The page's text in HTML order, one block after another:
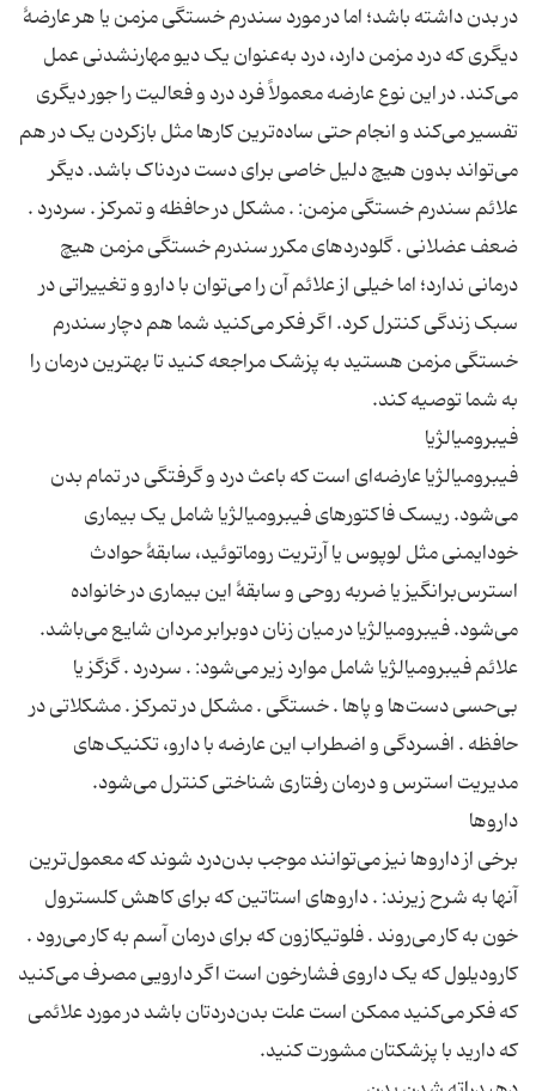
در بدن داشته باشد؛ اما در مورد سندرم خستگی مزمن یا هر عارضهٔ
دیگری که درد مزمن دارد، درد به‌عنوان یک دیو مهارنشدنی عمل
می‌کند. در این نوع عارضه معمولاً فرد درد و فعالیت را جور دیگری
تفسیر می‌کند و انجام حتی ساده‌ترین کارها مثل بازکردن یک در هم
می‌تواند بدون هیچ دلیل خاصی برای دست دردناک باشد. دیگر
علائم سندرم خستگی مزمن: . مشکل در حافظه و تمرکز . سردرد .
ضعف عضلانی . گلودردهای مکرر سندرم خستگی مزمن هیچ
درمانی ندارد؛ اما خیلی از علائم آن را می‌توان با دارو و تغییراتی در
سبک زندگی کنترل کرد. اگر فکر می‌کنید شما هم دچار سندرم
خستگی مزمن هستید به پزشک مراجعه کنید تا بهترین درمان را
فیبرومیالژیا عارضه‌ای است که باعث درد و گرفتگی در تمام بدن
می‌شود. ریسک فاکتورهای فیبرومیالژیا شامل یک بیماری
خودایمنی مثل لوپوس یا آرتریت روماتوئید، سابقهٔ حوادث
استرس‌برانگیز یا ضربه روحی و سابقهٔ این بیماری در خانواده
می‌شود. فیبرومیالژیا در میان زنان دوبرابر مردان شایع می‌باشد.
علائم فیبرومیالژیا شامل موارد زیر می‌شود: . سردرد . گزگز یا
بی‌حسی دست‌ها و پاها . خستگی . مشکل در تمرکز . مشکلاتی در
حافظه . افسردگی و اضطراب این عارضه با دارو، تکنیک‌های
برخی از داروها نیز می‌توانند موجب بدن‌درد شوند که معمول‌ترین
آنها به شرح زیرند: . داروهای استاتین که برای کاهش کلسترول
خون به کار می‌روند . فلوتیکازون که برای درمان آسم به کار می‌رود .
کارودیلول که یک داروی فشارخون است اگر دارویی مصرف می‌کنید
که فکر می‌کنید ممکن است علت بدن‌دردتان باشد در مورد علائمی